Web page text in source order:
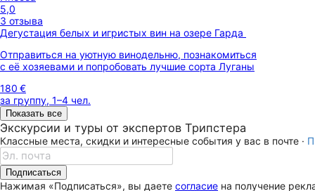
5,0
3 отзыва
Дегустация белых и игристых вин на озере Гарда
Отправиться на уютную винодельню, познакомиться
с её хозяевами и попробовать лучшие сорта Луганы
180 €
за группу, 1–4 чел.
Показать все
Экскурсии и туры от экспертов Трипстера
Классные места, скидки и интересные события у вас в почте ·
Подписаться
Нажимая «Подписаться», вы даете согласие на получение